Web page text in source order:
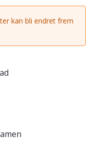
kan bli endret frem